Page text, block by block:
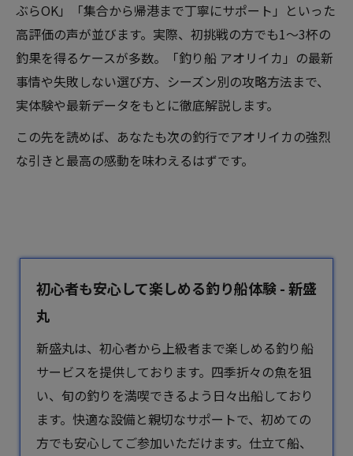
ぶらOK」「集合から帰港まで丁寧にサポート」といった
高評価の声が並びます。実際、初挑戦の方でも1〜3杯の
釣果を得るケースが多数。「釣り船 アオリイカ」の最新
事情や失敗しない選び方、シーズン別の攻略方法まで、
実体験や最新データをもとに徹底解説します。
この先を読めば、あなたも次の釣行でアオリイカの強烈
な引きと最高の感動を味わえるはずです。
初心者も安心して楽しめる釣り船体験 - 新盛
丸
新盛丸は、初心者から上級者まで楽しめる釣り船
サービスを提供しております。四季折々の魚を狙
い、旬の釣りを満喫できるよう日々出船しており
ます。快適な設備と親切なサポートで、初めての
方でも安心してご参加いただけます。仕立て船、